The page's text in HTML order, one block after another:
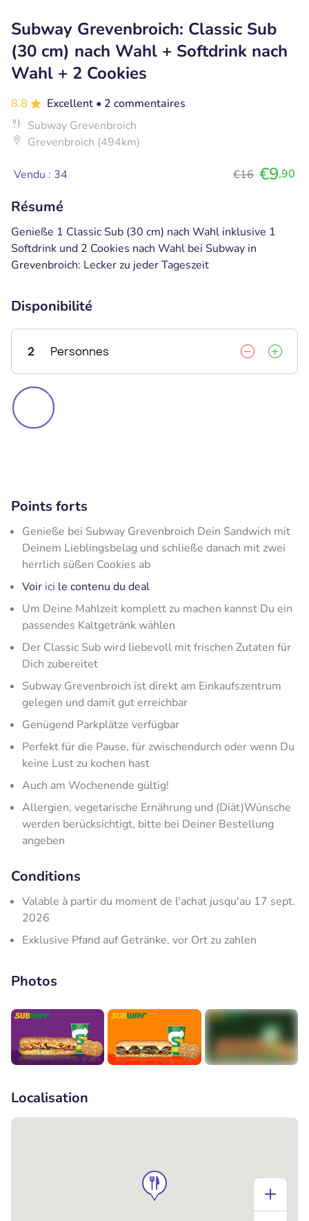
Subway Grevenbroich: Classic Sub
(30 cm) nach Wahl + Softdrink nach
Wahl + 2 Cookies
8.8 Excellent • 2 commentaires
Subway Grevenbroich
Grevenbroich (494km)
Vendu : 34 €16 €9,90
Résumé
Genieße 1 Classic Sub (30 cm) nach Wahl inklusive 1
Softdrink und 2 Cookies nach Wahl bei Subway in
Grevenbroich: Lecker zu jeder Tageszeit
Disponibilité
2 Personnes
Points forts
Genieße bei Subway Grevenbroich Dein Sandwich mit
Deinem Lieblingsbelag und schließe danach mit zwei
herrlich süßen Cookies ab
Voir ici le contenu du deal
Um Deine Mahlzeit komplett zu machen kannst Du ein
passendes Kaltgetränk wählen
Der Classic Sub wird liebevoll mit frischen Zutaten für
Dich zubereitet
Subway Grevenbroich ist direkt am Einkaufszentrum
gelegen und damit gut erreichbar
Genügend Parkplätze verfügbar
Perfekt für die Pause, für zwischendurch oder wenn Du
keine Lust zu kochen hast
Auch am Wochenende gültig!
Allergien, vegetarische Ernährung und (Diät)Wünsche
werden berücksichtigt, bitte bei Deiner Bestellung
angeben
Conditions
Valable à partir du moment de l'achat jusqu'au 17 sept.
2026
Exklusive Pfand auf Getränke, vor Ort zu zahlen
Photos
Localisation